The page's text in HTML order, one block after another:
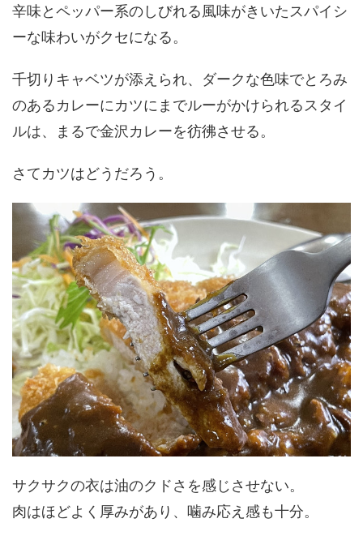
辛味とペッパー系のしびれる風味がきいたスパイシ
ーな味わいがクセになる。
千切りキャベツが添えられ、ダークな色味でとろみ
のあるカレーにカツにまでルーがかけられるスタイ
ルは、まるで金沢カレーを彷彿させる。
さてカツはどうだろう。
サクサクの衣は油のクドさを感じさせない。
肉はほどよく厚みがあり、噛み応え感も十分。